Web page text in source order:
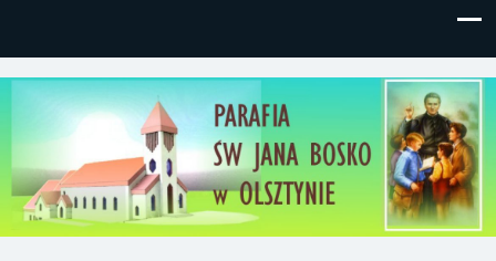
Parafia św, Jana Bosko w
Olsztynie
Gutkowo, ul. Żółkiewskiego 1